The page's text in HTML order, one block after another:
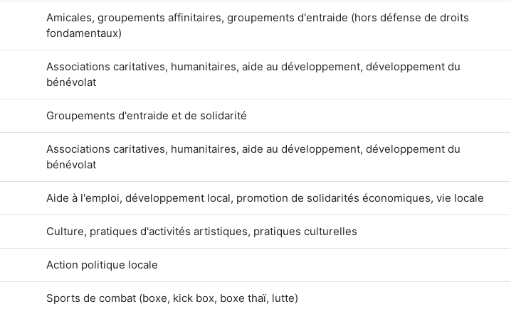
Amicales, groupements affinitaires, groupements d'entraide (hors défense de droits
fondamentaux)
Associations caritatives, humanitaires, aide au développement, développement du
bénévolat
Groupements d'entraide et de solidarité
Associations caritatives, humanitaires, aide au développement, développement du
bénévolat
Aide à l'emploi, développement local, promotion de solidarités économiques, vie locale
Culture, pratiques d'activités artistiques, pratiques culturelles
Action politique locale
Sports de combat (boxe, kick box, boxe thaï, lutte)